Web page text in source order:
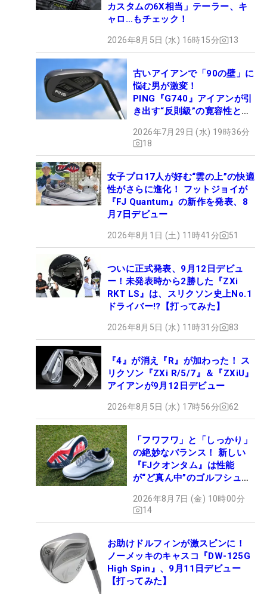
カスタムの6X相当」テーラー、キ
ャロ…もチェック！
2026年8月5日 (水) 16時15分 13
古いアイアンで「90の壁」に
悩む男が激変！
PING『G740』アイアンが引
き出す“反則級”の寛容性と飛
2026年7月29日 (水) 19時36分
18
女子プロ17人が好む“雲の上”の快適
性がさらに進化！ フットジョイが
『FJ Quantum』の新作を発表、8
月7日デビュー
2026年8月1日 (土) 11時41分 51
ついに正式発表、9月12日デビュ
ー！未発表時から2勝した『ZXi
RKT LS』は、スリクソン史上No.1
ドライバー!?【打ってみた】
2026年8月5日 (水) 11時31分 83
『4』が消え『R』が加わった！ ス
リクソン『ZXi R/5/7』＆『ZXiU』
アイアンが9月12日デビュー
2026年8月5日 (水) 17時56分 62
「フワフワ」と「しっかり」
の絶妙なバランス！ 新しい
『FJクオンタム』は性能
が“ど真ん中”のゴルフシュー
2026年8月7日 (金) 10時00分
14
お助けドルフィンが激スピンに！
ノーメッキのキャスコ『DW-125G
High Spin』、9月11日デビュー
【打ってみた】